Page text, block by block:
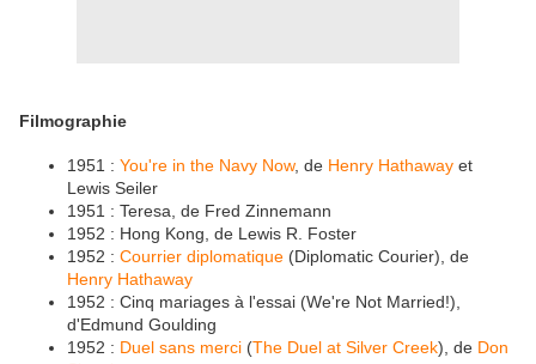
Filmographie
1951 : You're in the Navy Now, de Henry Hathaway et
Lewis Seiler
1951 : Teresa, de Fred Zinnemann
1952 : Hong Kong, de Lewis R. Foster
1952 : Courrier diplomatique (Diplomatic Courier), de
Henry Hathaway
1952 : Cinq mariages à l'essai (We're Not Married!),
d'Edmund Goulding
1952 : Duel sans merci (The Duel at Silver Creek), de Don